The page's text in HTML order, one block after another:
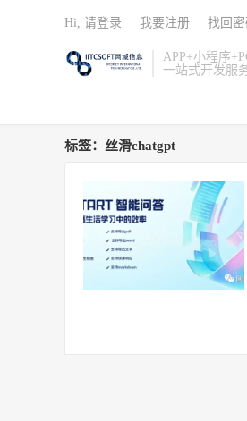
APP+小程序
一站式开发服
Hi, 请登录 我要注册 找回密
标签：丝滑chatgpt